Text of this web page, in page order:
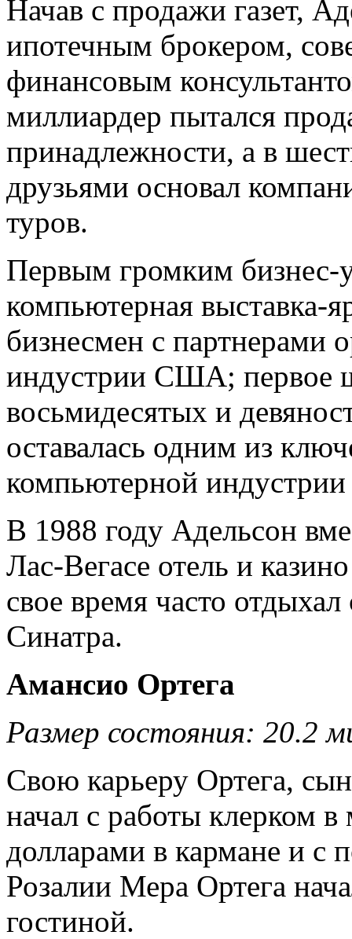
Начав с продажи газет,
ипотечным брокером,
финансовым
миллиардер пытался
принадлежности, а в
друзьями основал
туров.
Первым громким бизнес-
компьютерная выставка-
бизнесмен с партнерами
индустрии США; первое
восьмидесятых и
оставалась одним из
компьютерной
В 1988 году Адельсон
Лас-Вегасе отель и
свое время часто
Синатра.
Амансио Ортега
Размер состояния: 20.2
Свою карьеру Ортега,
начал с работы клерком
долларами в кармане и
Розалии Мера Ортега
гостиной.